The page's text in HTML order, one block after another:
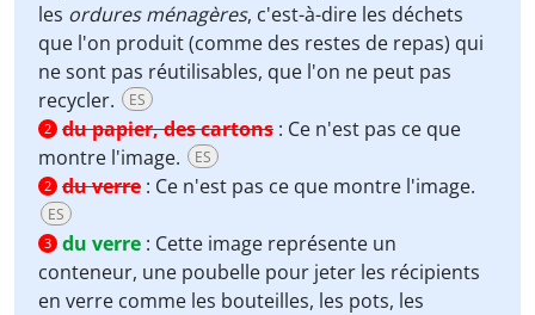
les ordures ménagères, c'est-à-dire les déchets
que l'on produit (comme des restes de repas) qui
ne sont pas réutilisables, que l'on ne peut pas
recycler.
ES
2 du papier, des cartons : Ce n'est pas ce que
montre l'image.
ES
2 du verre : Ce n'est pas ce que montre l'image.
ES
3 du verre : Cette image représente un
conteneur, une poubelle pour jeter les récipients
en verre comme les bouteilles, les pots, les